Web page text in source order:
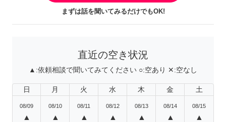
まずは話を聞いてみるだけでもOK!
直近の空き状況
▲:依頼相談で聞いてみてください ○:空あり ✕:空なし
日 月 火 水 木 金 土
08/09
▲
08/10
▲
08/11
▲
08/12
▲
08/13
▲
08/14
▲
08/15
▲